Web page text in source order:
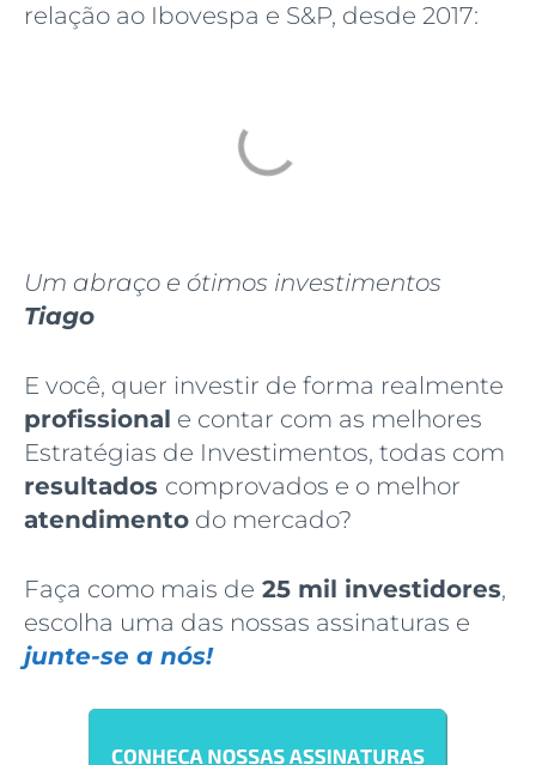
relação ao Ibovespa e S&P, desde 2017:
Um abraço e ótimos investimentos
Tiago
E você, quer investir de forma realmente
profissional e contar com as melhores
Estratégias de Investimentos, todas com
resultados comprovados e o melhor
atendimento do mercado?
Faça como mais de 25 mil investidores,
escolha uma das nossas assinaturas e
junte-se a nós!